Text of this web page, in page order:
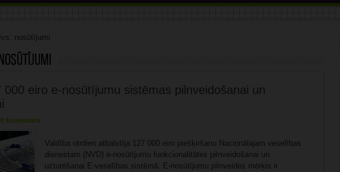
nosūtījumi
000 eiro e-nosūtījumu sistēmas pilnveidošanai un
komentāru
Valdība otrdien atbalstīja 127 000 eiro piešķiršanu Nacionālajam veselības
dienestam (NVD) e-nosūtījumu funkcionalitātes pilnveidošanai un
uzturēšanai E-veselības sistēmā. E-nosūtījumu pilnveides mērķis ir